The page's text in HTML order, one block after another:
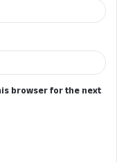
browser for the next